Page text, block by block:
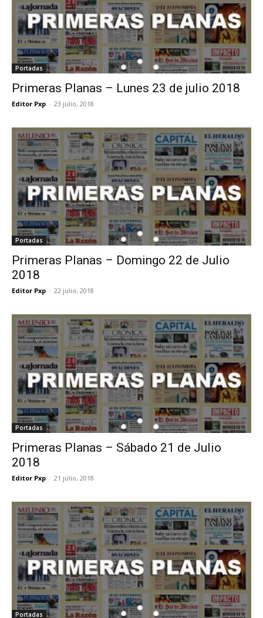
Portadas
Primeras Planas – Lunes 23 de julio 2018
Editor Pxp - 23 julio, 2018
Portadas
Primeras Planas – Domingo 22 de Julio
2018
Editor Pxp - 22 julio, 2018
Portadas
Primeras Planas – Sábado 21 de Julio
2018
Editor Pxp - 21 julio, 2018
Portadas